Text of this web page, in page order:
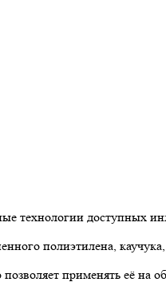
технологии доступных
полиэтилена,
применять её на